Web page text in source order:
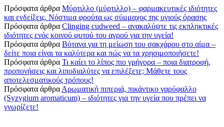
Πρόσφατα άρθρα Μύρτιλλο (μύρτιλλο) – φαρμακευτικές ιδιότητες
και ενδείξεις. Νόστιμα φρούτα ως σύμμαχος της υγιούς όρασης
Πρόσφατα άρθρα Clinging cudweed – ανακαλύψτε τις εκπληκτικές
ιδιότητες ενός κοινού φυτού του αγρού για την υγεία!
Πρόσφατα άρθρα Βότανα για τη μείωση του σακχάρου στο αίμα –
δείτε ποια είναι τα καλύτερα και πώς να τα χρησιμοποιήσετε!
Πρόσφατα άρθρα Τι καίει το λίπος πιο γρήγορα – ποια διατροφή,
προπονήσεις και λιποδιαλύτες να επιλέξετε; Μάθετε τους
αποτελεσματικούς τρόπους!
Πρόσφατα άρθρα Αρωματική πιπεριά, πικάντικο γαρύφαλλο
(Syzygium aromaticum) – ιδιότητες για την υγεία που πρέπει να
γνωρίζετε!